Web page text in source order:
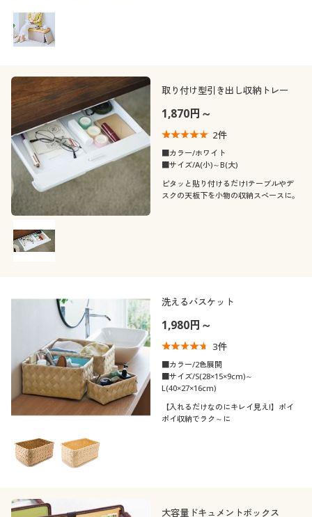
取り付け型引き出し収納トレー
1,870円～
2件
■カラー/ホワイト
■サイズ/A(小)～B(大)
ピタッと貼り付けるだけ!テーブルやデ
スクの天板下を小物の収納スペースに。
洗えるバスケット
1,980円～
3件
■カラー/2色展開
■サイズ/S(28×15×9cm)～
L(40×27×16cm)
【入れるだけなのにキレイ見え!】ポイ
ポイ収納でラク～に
大容量ドキュメントボックス